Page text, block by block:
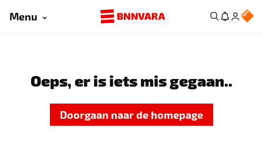
Menu
Oeps, er is iets mis gegaan..
Doorgaan naar de homepage